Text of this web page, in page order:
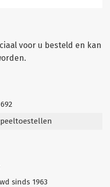
voor u besteld en kan
sinds 1963